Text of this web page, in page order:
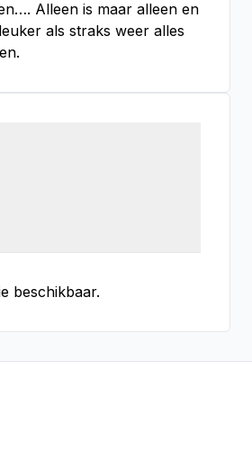
Alleen is maar alleen en
als straks weer alles
beschikbaar.